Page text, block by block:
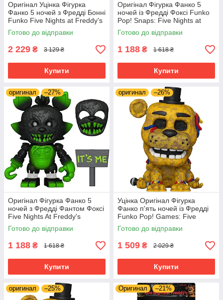
Оригінал Уцінка Фігурка
Фанко 5 ночей з Фредді Бонні
Funko Five Nights at Freddy's
(FNAF) — Bonnie The Rabbit
8849
Готово до відправки
2 229 ₴ 3 129 ₴
Купити
Оригінал Фігурка Фанко 5
ночей із Фредді Фоксі Funko
Pop! Snaps: Five Nights at
Freddy's - Foxy 64921
Готово до відправки
1 188 ₴ 1 618 ₴
Купити
оригинал –27%
Оригінал Фігурка Фанко 5
ночей з Фредді Фантом Фоксі
Five Nights At Freddy's
(FNAF) Snap: Phantom
Foxy ‎67695
Готово до відправки
1 188 ₴ 1 618 ₴
Купити
оригинал –26%
Уцінка Оригінал Фігурка
Фанко п'ять ночей із Фредді
Funko Pop! Games: Five
Nights at Freddy's (FNAF) -
Withered Golden Freddy 1033
Готово до відправки
1 509 ₴ 2 029 ₴
Купити
оригинал –25% Оригинал –21%